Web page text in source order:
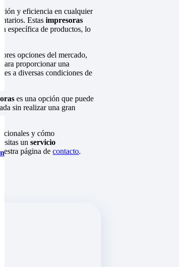
y eficiencia en cualquier
Estasimpresoras
específica de productos, lo
opciones del mercado,
para proporcionar una
a diversas condiciones de
es una opción que puede
sin realizar una gran
y cómo
unservicio
página decontacto.